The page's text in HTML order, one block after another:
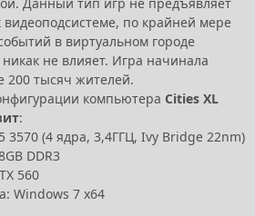
по крайней мере
в виртуальном городе
не влияет. Игра начинала
200 тысяч жителей.
компьютера Cities XL
:
3570 (4 ядра, 3,4ГГЦ, Ivy Bridge 22nm)
DDR3
560
Windows 7 x64